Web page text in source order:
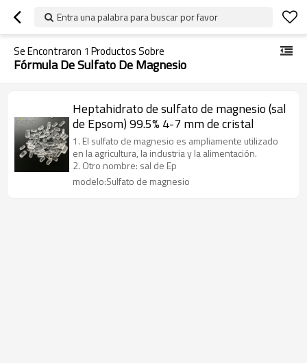
Entra una palabra para buscar por favor
Se Encontraron 1 Productos Sobre
Fórmula De Sulfato De Magnesio
Heptahidrato de sulfato de magnesio (sal
de Epsom) 99.5% 4-7 mm de cristal
1. El sulfato de magnesio es ampliamente utilizado
en la agricultura, la industria y la alimentación.
2. Otro nombre: sal de Ep
modelo:Sulfato de magnesio